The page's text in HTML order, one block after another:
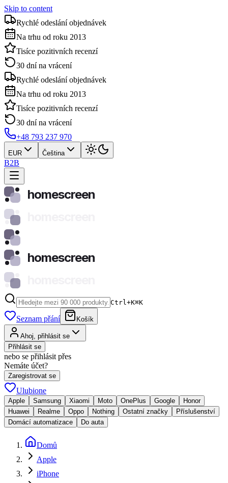
Skip to content
Rychlé odeslání objednávek
Na trhu od roku 2013
Tisíce pozitivních recenzí
30 dní na vrácení
Rychlé odeslání objednávek
Na trhu od roku 2013
Tisíce pozitivních recenzí
30 dní na vrácení
+48 793 237 970
EUR Čeština
B2B
homescreen
homescreen
Ctrl+K⌘K
Seznam přání Košík
Ahoj, přihlásit se
Přihlásit se
nebo se přihlásit přes
Nemáte účet?
Zaregistrovat se
Ulubione
Apple Samsung Xiaomi Moto OnePlus Google
Honor
Huawei
Realme Oppo Nothing Ostatní značky
Příslušenství
Domácí automatizace
Do auta
Domů
Apple
iPhone